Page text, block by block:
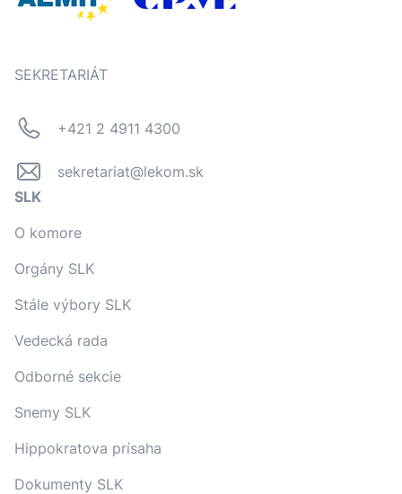
SEKRETARIÁT
+421 2 4911 4300
sekretariat@lekom.sk
SLK
O komore
Orgány SLK
Stále výbory SLK
Vedecká rada
Odborné sekcie
Snemy SLK
Hippokratova prísaha
Dokumenty SLK